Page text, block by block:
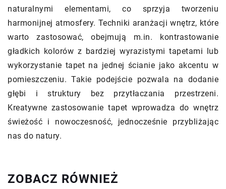
naturalnymi elementami, co sprzyja tworzeniu
harmonijnej atmosfery. Techniki aranżacji wnętrz, które
warto zastosować, obejmują m.in. kontrastowanie
gładkich kolorów z bardziej wyrazistymi tapetami lub
wykorzystanie tapet na jednej ścianie jako akcentu w
pomieszczeniu. Takie podejście pozwala na dodanie
głębi i struktury bez przytłaczania przestrzeni.
Kreatywne zastosowanie tapet wprowadza do wnętrz
świeżość i nowoczesność, jednocześnie przybliżając
nas do natury.
ZOBACZ RÓWNIEŻ